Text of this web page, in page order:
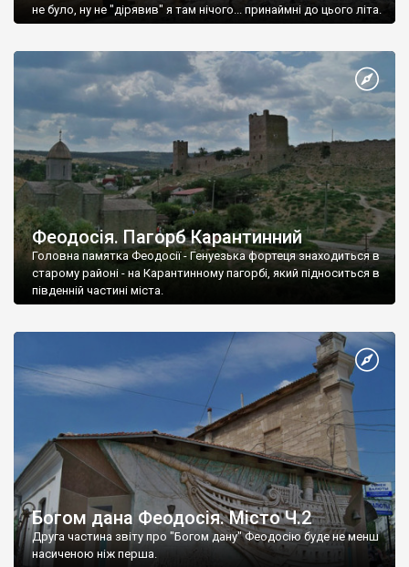
не було, ну не "дірявив" я там нічого... принаймні до цього літа.
Феодосія. Пагорб Карантинний
Головна памятка Феодосії - Генуезька фортеця знаходиться в
старому районі - на Карантинному пагорбі, який підноситься в
південній частині міста.
Богом дана Феодосія. Місто Ч.2
Друга частина звіту про "Богом дану" Феодосію буде не менш
насиченою ніж перша.